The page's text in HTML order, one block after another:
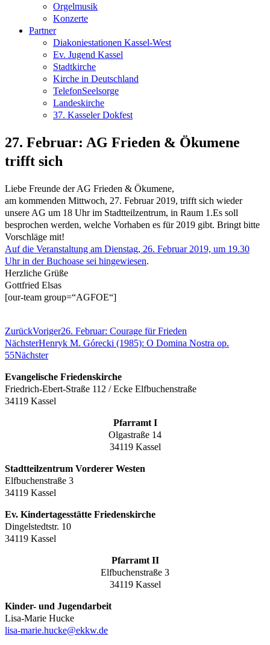
Orgelmusik
Konzerte
Partner
Diakoniestationen Kassel-West
Ev. Jugend Kassel
Stadtkirche
Kirche in Deutschland
TelefonSeelsorge
Landeskirche
37. Kasseler Dokfest
27. Februar: AG Frieden & Ökumene
trifft sich
Liebe Freunde der AG Frieden & Ökumene,
am kommenden Mittwoch, 27. Februar 2019, trifft sich wieder
unsere AG um 18 Uhr im Stadtteilzentrum, in Raum 1.Es soll
besprochen werden, welche Vorhaben es für 2019 gibt. Bringt bitte
Vorschläge mit!
Auf die Veranstaltung am Dienstag, 26. Februar 2019, um 19.30
Uhr in der Buchoase sei hingewiesen.
Herzliche Grüße
Gottfried Elsas
[our-team group=“AGFOE“]
ZurückVoriger26. Februar: Courage für Frieden
NächsterHenryk M. Górecki (1985): O Domina Nostra op.
55Nächster
Evangelische Friedenskirche
Friedrich-Ebert-Straße 112 / Ecke Elfbuchenstraße
34119 Kassel
Pfarramt I
Olgastraße 14
34119 Kassel
Stadtteilzentrum Vorderer Westen
Elfbuchenstraße 3
34119 Kassel
Ev. Kindertagesstätte Friedenskirche
Dingelstedtstr. 10
34119 Kassel
Pfarramt II
Elfbuchenstraße 3
34119 Kassel
Kinder- und Jugendarbeit
Lisa-Marie Hucke
lisa-marie.hucke@ekkw.de